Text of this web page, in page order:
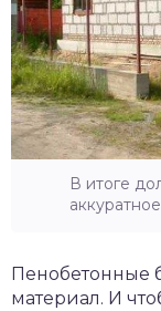
В итоге
Пенобетонные
материал. И